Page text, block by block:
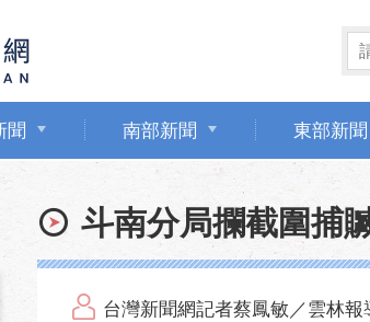
聞 南部新聞 東部新聞
斗南分局攔截圍捕
台灣新聞網記者蔡鳳敏／雲林報